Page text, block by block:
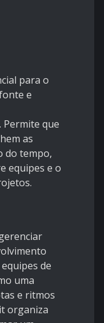
para o
e
que
as
do tempo,
equipes e o
de
uma
e ritmos
organiza